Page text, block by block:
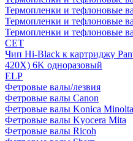
Термопленки и тефлоновые
Термопленки и тефлоновые
Термопленки и тефлоновые
CET
Чип Hi-Black к картриджу
420X) 6K одноразовый
ELP
Фетровые валы/лезвия
Фетровые валы Canon
Фетровые валы Konica Minolta
Фетровые валы Kyocera Mita
Фетровые валы Ricoh